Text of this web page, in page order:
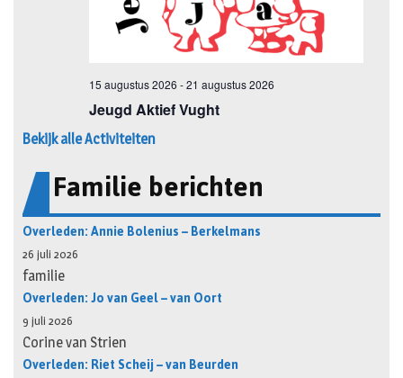
Bekijk alle Activiteiten
Familie berichten
Overleden: Annie Bolenius – Berkelmans
26 juli 2026
familie
Overleden: Jo van Geel – van Oort
9 juli 2026
Corine van Strien
Overleden: Riet Scheij – van Beurden